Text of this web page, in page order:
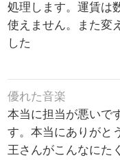
処理します。運賃は
使えません。また変
した
優れた音楽
本当に担当が悪いで
す。本当にありがと
王さんがこんなにた